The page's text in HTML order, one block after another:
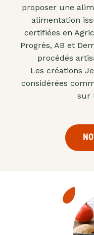
proposer une
alimentation
certifiées en
Progrès, AB et
procédés
Les créations
considérées
sur